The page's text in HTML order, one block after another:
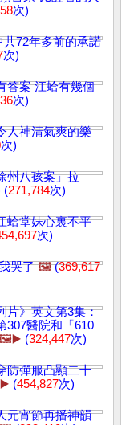
次)
72年多前的承諾
次)
答案 江蛤有幾個
次)
人神清氣爽的樂
次)
州八孩案」拉
(271,784次)
蛤堂妹心裏不平
次)
哭了 🖼️(369,617
片》英文第3集：
307醫院和「610
🖼️▶️ (324,447次)
防彈服凸顯二十
(454,827次)
元宵節再播神韻